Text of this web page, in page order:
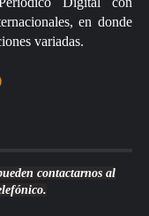
en donde
variadas.
contactarnos al